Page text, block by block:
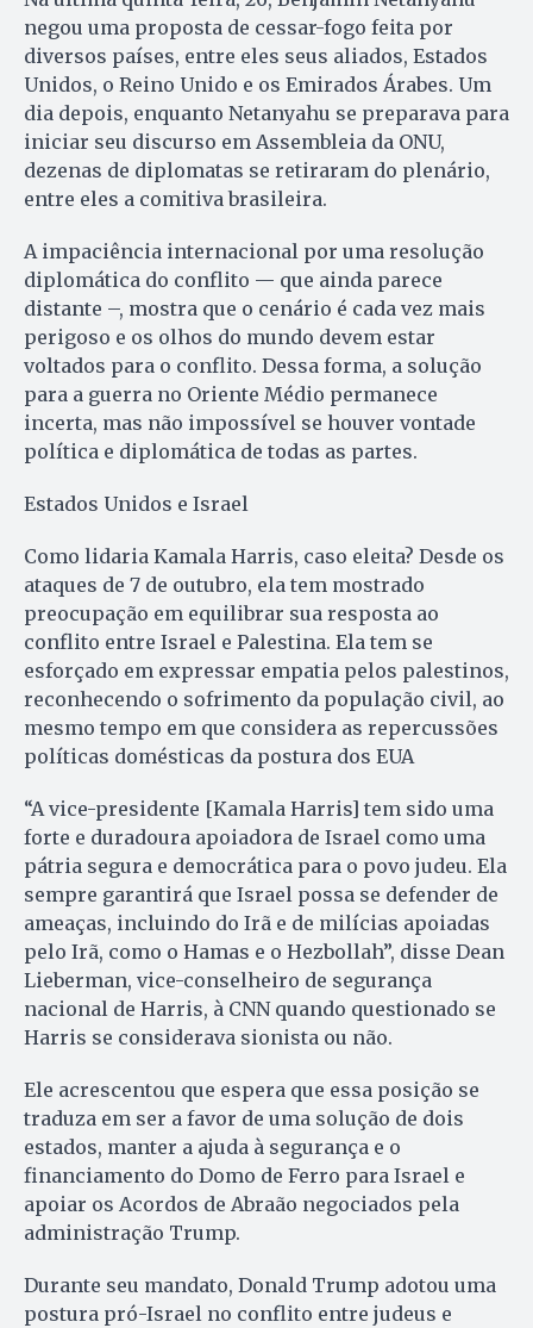
negou uma proposta de cessar-fogo feita por
diversos países, entre eles seus aliados, Estados
Unidos, o Reino Unido e os Emirados Árabes. Um
dia depois, enquanto Netanyahu se preparava para
iniciar seu discurso em Assembleia da ONU,
dezenas de diplomatas se retiraram do plenário,
entre eles a comitiva brasileira.
A impaciência internacional por uma resolução
diplomática do conflito — que ainda parece
distante –, mostra que o cenário é cada vez mais
perigoso e os olhos do mundo devem estar
voltados para o conflito. Dessa forma, a solução
para a guerra no Oriente Médio permanece
incerta, mas não impossível se houver vontade
política e diplomática de todas as partes.
Estados Unidos e Israel
Como lidaria Kamala Harris, caso eleita? Desde os
ataques de 7 de outubro, ela tem mostrado
preocupação em equilibrar sua resposta ao
conflito entre Israel e Palestina. Ela tem se
esforçado em expressar empatia pelos palestinos,
reconhecendo o sofrimento da população civil, ao
mesmo tempo em que considera as repercussões
políticas domésticas da postura dos EUA
“A vice-presidente [Kamala Harris] tem sido uma
forte e duradoura apoiadora de Israel como uma
pátria segura e democrática para o povo judeu. Ela
sempre garantirá que Israel possa se defender de
ameaças, incluindo do Irã e de milícias apoiadas
pelo Irã, como o Hamas e o Hezbollah”, disse Dean
Lieberman, vice-conselheiro de segurança
nacional de Harris, à CNN quando questionado se
Harris se considerava sionista ou não.
Ele acrescentou que espera que essa posição se
traduza em ser a favor de uma solução de dois
estados, manter a ajuda à segurança e o
financiamento do Domo de Ferro para Israel e
apoiar os Acordos de Abraão negociados pela
administração Trump.
Durante seu mandato, Donald Trump adotou uma
postura pró-Israel no conflito entre judeus e